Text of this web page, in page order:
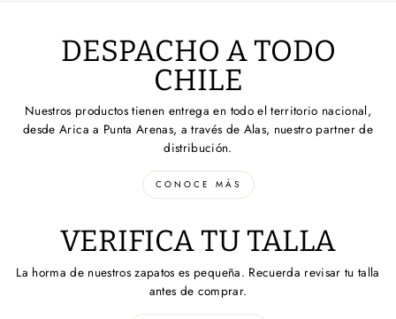
DESPACHO A TODO
CHILE
Nuestros productos tienen entrega en todo el territorio nacional,
desde Arica a Punta Arenas, a través de Alas, nuestro partner de
distribución.
CONOCE MÁS
VERIFICA TU TALLA
La horma de nuestros zapatos es pequeña. Recuerda revisar tu talla
antes de comprar.